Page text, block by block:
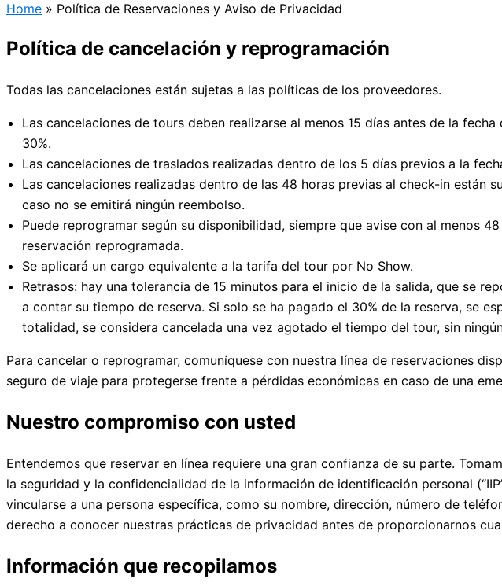
Home » Política de Reservaciones y Aviso de Privacidad
Política de cancelación y reprogramación
Todas las cancelaciones están sujetas a las políticas de los proveedores.
Las cancelaciones de tours deben realizarse al menos 15 días antes de la
30%.
Las cancelaciones de traslados realizadas dentro de los 5 días previos a la
Las cancelaciones realizadas dentro de las 48 horas previas al check-in están
caso no se emitirá ningún reembolso.
Puede reprogramar según su disponibilidad, siempre que avise con al menos
reservación reprogramada.
Se aplicará un cargo equivalente a la tarifa del tour por No Show.
Retrasos: hay una tolerancia de 15 minutos para el inicio de la salida, que se
a contar su tiempo de reserva. Si solo se ha pagado el 30% de la reserva, se
totalidad, se considera cancelada una vez agotado el tiempo del tour, sin
Para cancelar o reprogramar, comuníquese con nuestra línea de reservaciones
seguro de viaje para protegerse frente a pérdidas económicas en caso de una
Nuestro compromiso con usted
Entendemos que reservar en línea requiere una gran confianza de su parte.
la seguridad y la confidencialidad de la información de identificación personal
vincularse a una persona específica, como su nombre, dirección, número de
derecho a conocer nuestras prácticas de privacidad antes de proporcionarnos
Información que recopilamos